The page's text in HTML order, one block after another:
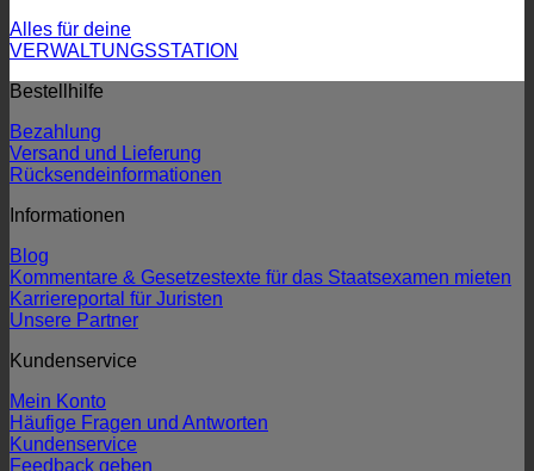
Alles für deine
VERWALTUNGSSTATION
Bestellhilfe
Bezahlung
Versand und Lieferung
Rücksendeinformationen
Informationen
Blog
Kommentare & Gesetzestexte für das Staatsexamen mieten
Karriereportal für Juristen
Unsere Partner
Kundenservice
Mein Konto
Häufige Fragen und Antworten
Kundenservice
Feedback geben